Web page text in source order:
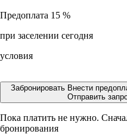
Предоплата 15 %
при заселении сегодня
условия
Забронировать Внести
Отправить
Пока платить не нужно.
бронирования